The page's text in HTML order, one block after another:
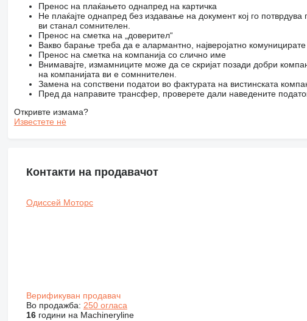
Пренос на плаќањето однапред на картичка
Не плаќајте однапред без издавање на документ кој го
ви станал сомнителен.
Пренос на сметка на „доверител“
Вакво барање треба да е алармантно, најверојатно
Пренос на сметка на компанија со слично име
Внимавајте, измамниците може да се скријат позади добри
на компанијата ви е сомннителен.
Замена на сопствени податои во фактурата на вистинската
Пред да направите трансфер, проверете дали наведените
Откривте измама?
Известете нѐ
Контакти на продавачот
Одиссей Моторс
Верификуван продавач
Во продажба: 250 огласа
16години на Machineryline